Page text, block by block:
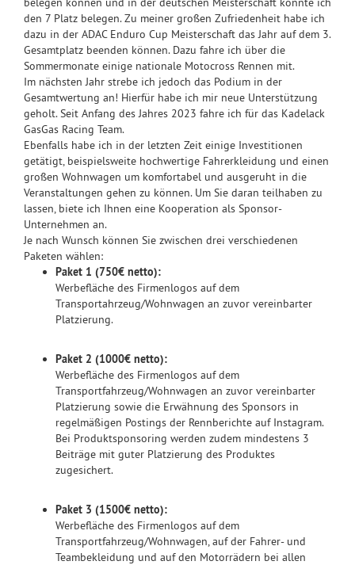
den 7 Platz belegen. Zu meiner großen Zufriedenheit habe ich
dazu in der ADAC Enduro Cup Meisterschaft das Jahr auf dem 3.
Gesamtplatz beenden können. Dazu fahre ich über die
Sommermonate einige nationale Motocross Rennen mit.
Im nächsten Jahr strebe ich jedoch das Podium in der
Gesamtwertung an! Hierfür habe ich mir neue Unterstützung
geholt. Seit Anfang des Jahres 2023 fahre ich für das Kadelack
GasGas Racing Team.
Ebenfalls habe ich in der letzten Zeit einige Investitionen
getätigt, beispielsweite hochwertige Fahrerkleidung und einen
großen Wohnwagen um komfortabel und ausgeruht in die
Veranstaltungen gehen zu können. Um Sie daran teilhaben zu
lassen, biete ich Ihnen eine Kooperation als Sponsor-
Unternehmen an.
Je nach Wunsch können Sie zwischen drei verschiedenen
Paketen wählen:
Paket 1 (750€ netto):
Werbefläche des Firmenlogos auf dem
Transportahrzeug/Wohnwagen an zuvor vereinbarter
Platzierung.
Paket 2 (1000€ netto):
Werbefläche des Firmenlogos auf dem
Transportfahrzeug/Wohnwagen an zuvor vereinbarter
Platzierung sowie die Erwähnung des Sponsors in
regelmäßigen Postings der Rennberichte auf Instagram.
Bei Produktsponsoring werden zudem mindestens 3
Beiträge mit guter Platzierung des Produktes
zugesichert.
Paket 3 (1500€ netto):
Werbefläche des Firmenlogos auf dem
Transportfahrzeug/Wohnwagen, auf der Fahrer- und
Teambekleidung und auf den Motorrädern bei allen